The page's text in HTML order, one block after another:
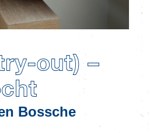
out) –
Bossche